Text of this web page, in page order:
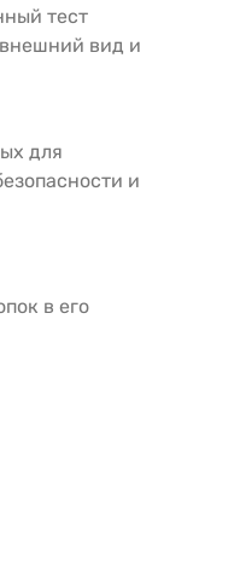
тест
вид и
для
и
в его